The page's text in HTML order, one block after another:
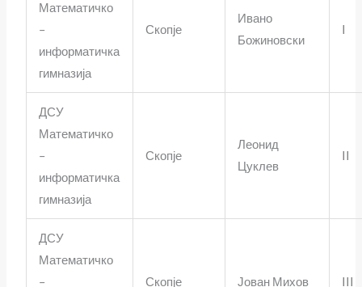
Математичко
–
информатичка
гимназија
Скопје
Ивано
Божиновски
I
ДСУ
Математичко
–
информатичка
гимназија
Скопје
Леонид
Цуклев
II
ДСУ
Математичко
–
Скопје Јован Михов III